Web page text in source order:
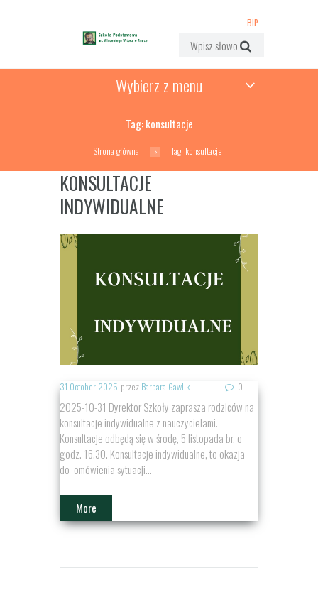
BIP
Wybierz z menu
Tag: konsultacje
Strona główna Tag: konsultacje
KONSULTACJE
INDYWIDUALNE
31 October 2025 przez Barbara Gawlik 0
2025-10-31 Dyrektor Szkoły zaprasza rodziców na
konsultacje indywidualne z nauczycielami.
Konsultacje odbędą się w środę, 5 listopada br. o
godz. 16.30. Konsultacje indywidualne, to okazja
do omówienia sytuacji...
More